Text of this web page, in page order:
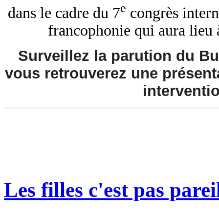
dans le cadre du 7e congrès
francophonie qui aura
Surveillez la parution du
vous retrouverez une
Les filles c'est pas